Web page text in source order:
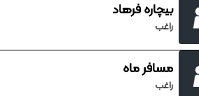
بیچاره فرهاد
راغب
مسافر ماه
راغب